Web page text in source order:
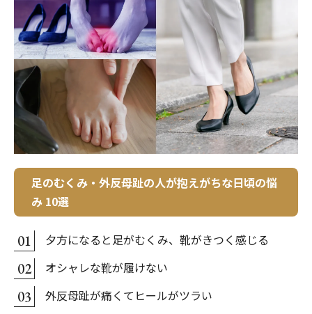
足のむくみ・外反母趾の人が抱えがちな日頃の悩
み 10選
01 夕方になると足がむくみ、靴がきつく感じる
02 オシャレな靴が履けない
03 外反母趾が痛くてヒールがツラい